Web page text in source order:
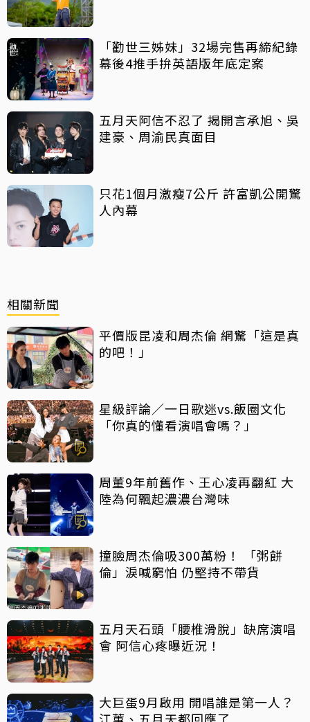
「勸世三姊妹」32場完售再締紀錄
幕後4推手拚英語版年底定案
五月天阿信不忍了 揭開言承旭、吳
建豪、周渝民真面目
只花1個月激瘦7公斤 許富凱公開驚
人內幕
相關新聞
平價版昆凌和周杰倫 網驚「這是真
的吧！」
星級評論／一日歌迷vs.飯圈文化
「你真的懂看演唱會嗎？」
周董9年前舊作、王心凌再翻紅 大
陸為何飄起濃濃台灣味
撞臉周杰倫吸300萬粉！ 「粥餅
倫」淚喊窮怕 仍堅持不帶貨
五月天石頭「腰椎滑脫」缺席演唱
會 阿信心疼曝近況！
大巨蛋9月啟用 開唱誰是第一人？